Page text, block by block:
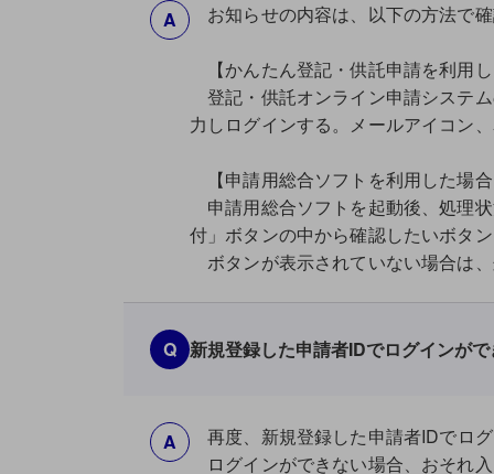
A お知らせの内容は、以下の方法で
【かんたん登記・供託申請を利用
登記・供託オンライン申請システ
力しログインする。メールアイコン
【申請用総合ソフトを利用した場
申請用総合ソフトを起動後、処理
付」ボタンの中から確認したいボタ
ボタンが表示されていない場合は
Q 新規登録した申請者IDでログインが
A
再度、新規登録した申請者IDでロ
ログインができない場合、おそれ